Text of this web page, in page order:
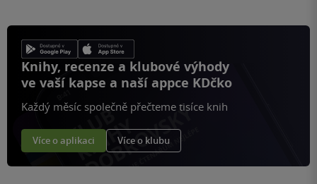
Knihy, recenze a klubové výhody
ve vaší kapse a naší appce KDčko
Každý měsíc společně přečteme tisíce knih
Více o aplikaci Více o klubu